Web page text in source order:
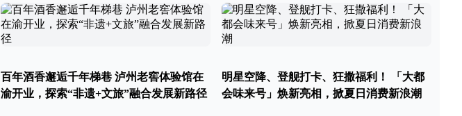
百年酒香邂逅千年梯巷 泸州老窖体验馆在
渝开业，探索“非遗+文旅”融合发展新路径
明星空降、登舰打卡、狂撒福利！ 「大都
会味来号」焕新亮相，掀夏日消费新浪潮